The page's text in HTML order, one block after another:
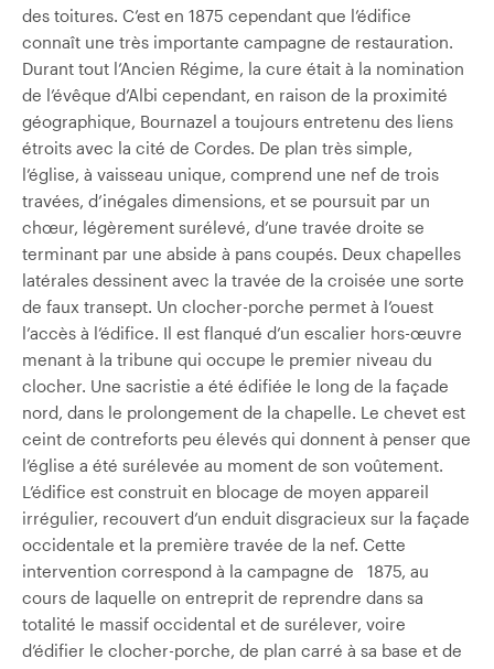
des toitures. C’est en 1875 cependant que l’édifice
connaît une très importante campagne de restauration.
Durant tout l’Ancien Régime, la cure était à la nomination
de l’évêque d’Albi cependant, en raison de la proximité
géographique, Bournazel a toujours entretenu des liens
étroits avec la cité de Cordes. De plan très simple,
l’église, à vaisseau unique, comprend une nef de trois
travées, d’inégales dimensions, et se poursuit par un
chœur, légèrement surélevé, d’une travée droite se
terminant par une abside à pans coupés. Deux chapelles
latérales dessinent avec la travée de la croisée une sorte
de faux transept. Un clocher-porche permet à l’ouest
l’accès à l’édifice. Il est flanqué d’un escalier hors-œuvre
menant à la tribune qui occupe le premier niveau du
clocher. Une sacristie a été édifiée le long de la façade
nord, dans le prolongement de la chapelle. Le chevet est
ceint de contreforts peu élevés qui donnent à penser que
l’église a été surélevée au moment de son voûtement.
L’édifice est construit en blocage de moyen appareil
irrégulier, recouvert d’un enduit disgracieux sur la façade
occidentale et la première travée de la nef. Cette
intervention correspond à la campagne de 1875, au
cours de laquelle on entreprit de reprendre dans sa
totalité le massif occidental et de surélever, voire
d’édifier le clocher-porche, de plan carré à sa base et de